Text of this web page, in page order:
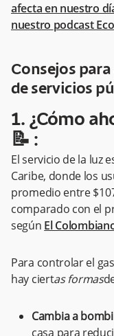
afecta en nuestro
nuestro podcast
Consejos
de servicios
1. ¿Cómo
📝 :
El servicio de la luz
Caribe, donde los
promedio entre
comparado con el
según El
Para controlar el
hay ciertas formas
Cambia a
casa para